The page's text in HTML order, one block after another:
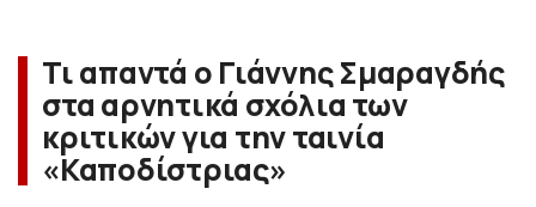
Τι απαντά ο Γιάννης Σμαραγδής
στα αρνητικά σχόλια των
κριτικών για την ταινία
«Καποδίστριας»